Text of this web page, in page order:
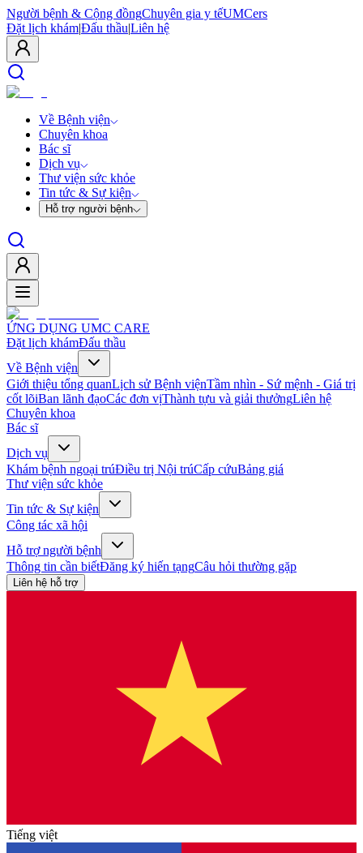
Người bệnh & Cộng đồngChuyên gia y tếUMCers
Đặt lịch khám|Đấu thầu|Liên hệ
Về Bệnh viện
Chuyên khoa
Bác sĩ
Dịch vụ
Thư viện sức khỏe
Tin tức & Sự kiện
Hỗ trợ người bệnh
ỨNG DỤNG UMC CARE
Đặt lịch khámĐấu thầu
Về Bệnh viện
Giới thiệu tổng quanLịch sử Bệnh việnTầm nhìn - Sứ mệnh - Giá trị
cốt lõiBan lãnh đạoCác đơn vịThành tựu và giải thưởngLiên hệ
Chuyên khoa
Bác sĩ
Dịch vụ
Khám bệnh ngoại trúĐiều trị Nội trúCấp cứuBảng giá
Thư viện sức khỏe
Tin tức & Sự kiện
Công tác xã hội
Hỗ trợ người bệnh
Thông tin cần biếtĐăng ký hiến tạngCâu hỏi thường gặp
Liên hệ hỗ trợ
Tiếng việt